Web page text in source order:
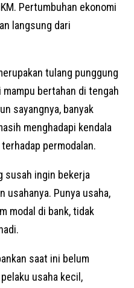
Pertumbuhan ekonomi
langsung dari
tulang punggung
bertahan di tengah
sayangnya, banyak
menghadapi kendala
permodalan.
susah ingin bekerja
usahanya. Punya usaha,
modal di bank, tidak
saat ini belum
usaha kecil,